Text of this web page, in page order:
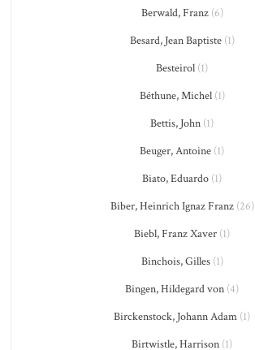
Berwald, Franz(6)
Besard, Jean Baptiste(1)
Besteirol (1)
Béthune, Michel(1)
Bettis, John (1)
Beuger, Antoine (1)
Biato, Eduardo (1)
Biber, Heinrich Ignaz Franz(26)
Biebl, Franz Xaver (1)
Binchois, Gilles(1)
Bingen, Hildegard von (4)
Birckenstock, Johann Adam (1)
Birtwistle, Harrison (1)